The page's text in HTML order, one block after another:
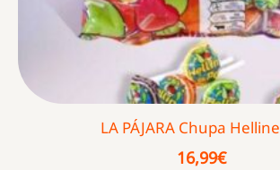
LA PÁJARA Chupa
16,99€